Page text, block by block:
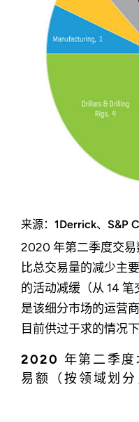
来源：1Derrick、S&P
2020 年第二季度交
比总交易量的减少主
的活动减缓（从 14
是该细分市场的运营
目前供过于求的情况
2020 年第二季度
易额（按领域划分